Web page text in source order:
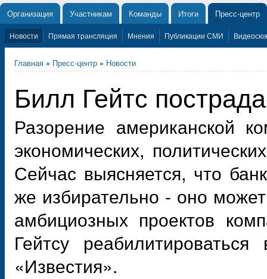
Организация Участникам Команды Итоги Пресс-центр
Новости Прямая трансляция Мнения Публикации СМИ
Главная » Пресс-центр » Новости
Билл Гейтс
Разорение американской
экономических,
Сейчас выясняется, что
же избирательно - оно
амбициозных проектов
Гейтсу
«Известия».